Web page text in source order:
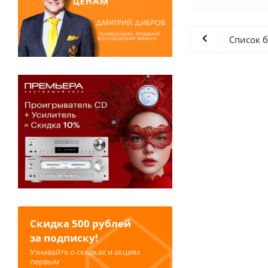
Список
Скидка 500 рублей
за подписку!
Узнавайте о скидках и акциях
первым